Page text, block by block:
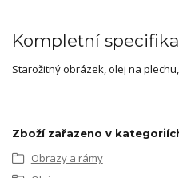
Kompletní
Starožitný obrázek, olej na
Zboží zařazeno v
Obrazy a rámy